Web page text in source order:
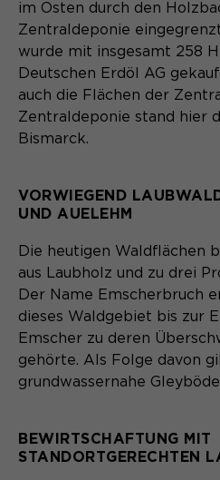
Zweck
Content
Webseite.
unerlässlich,
Sie
zu erkennen
offen zu halten.
"hash-Wert")
Name PHPSESSID
Der Session
Name _pk_id*
Anbieter Matomo
Laufzeit 13 Monate
Zweck
Anbieter Matomo
Laufzeit 30 Minuten
Zweck
Speichert
aktuellen
Name _pk_ref.*
Cookie-Informationen
Aktivierung
Diese Cookies ermöglichen
Übersetzung der Website-
Anbieter GTranslate Inc.
Zweck
Speichert die
Sprache für
Übersetzung
im Osten durch den
Zentraldeponie
wurde mit insgesamt 258
Deutschen Erdöl AG
auch die Flächen der
Zentraldeponie stand hier
Bismarck.
VORWIEGEND
UND AUELEHM
Die heutigen Waldflächen
aus Laubholz und zu drei
Der Name Emscherbruch
dieses Waldgebiet bis zur
Emscher zu deren
gehörte. Als Folge davon
grundwassernahe
BEWIRTSCHAFTUNG MIT
STANDORTGERECHTEN